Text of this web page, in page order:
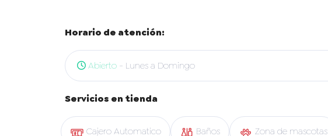
Horario de atención:
Abierto - Lunes a Domingo
Servicios en tienda
Cajero Automatico Baños Zona de mascotas